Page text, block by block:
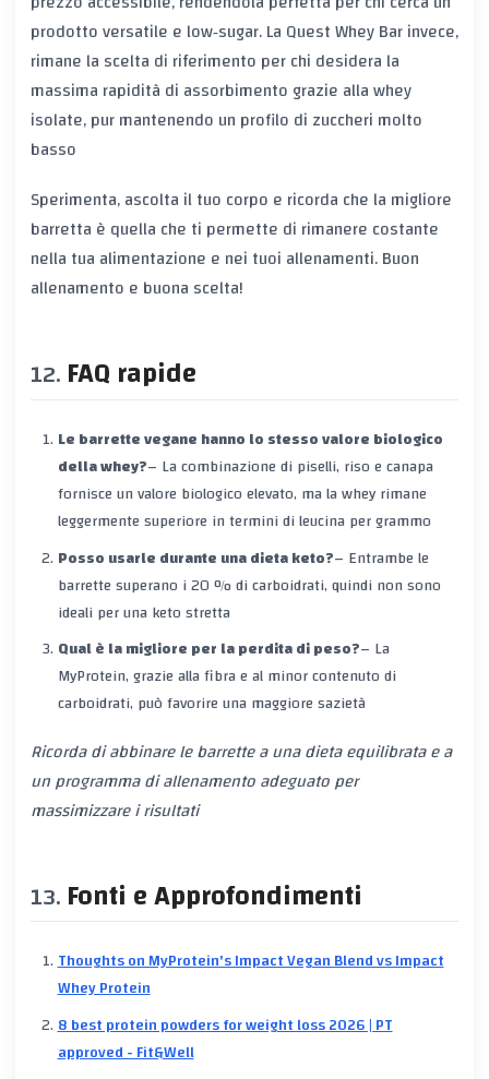
prodotto versatile e low‑sugar. La Quest Whey Barinvece,
rimane la scelta di riferimento per chi desidera la
massima rapidità di assorbimento grazie alla whey
isolate, pur mantenendo un profilo di zuccheri molto
basso
Sperimenta, ascolta il tuo corpo e ricorda che la migliore
barretta è quella che ti permette di rimanere costante
nella tua alimentazione e nei tuoi allenamenti. Buon
allenamento e buona scelta!
FAQ rapide
Le barrette vegane hanno lo stesso valore biologico
della whey?– La combinazione di piselli, riso e canapa
fornisce un valore biologico elevato, ma la whey rimane
leggermente superiore in termini di leucina per grammo
Posso usarle durante una dieta keto?– Entrambe le
barrette superano i 20 % di carboidrati, quindi non sono
ideali per una keto stretta
Qual è la migliore per la perdita di peso?– La
MyProtein, grazie alla fibra e al minor contenuto di
carboidrati, può favorire una maggiore sazietà
Ricorda di abbinare le barrette a una dieta equilibrata e a
un programma di allenamento adeguato per
massimizzare i risultati
Fonti e Approfondimenti
Thoughts on MyProtein's Impact Vegan Blend vs Impact
Whey Protein
8 best protein powders for weight loss 2026 | PT
approved - Fit&Well